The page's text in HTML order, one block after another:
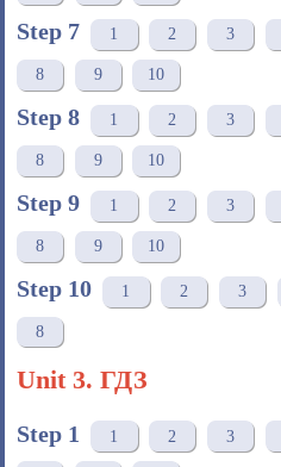
Step 7 1 2 3
8 9 10
Step 8 1 2 3
8 9 10
Step 9 1 2 3
8 9 10
Step 10 1 2 3
8
Unit 3. ГДЗ
Step 1 1 2 3